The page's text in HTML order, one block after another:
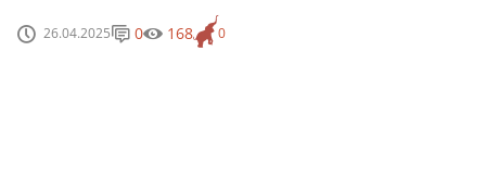
26.04.2025 0
0 168